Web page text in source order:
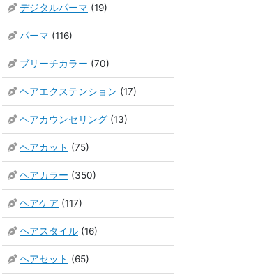
デジタルパーマ (19)
パーマ (116)
ブリーチカラー (70)
ヘアエクステンション (17)
ヘアカウンセリング (13)
ヘアカット (75)
ヘアカラー (350)
ヘアケア (117)
ヘアスタイル (16)
ヘアセット (65)